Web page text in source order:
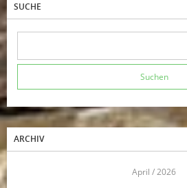
SUCHE
ARCHIV
April / 2026